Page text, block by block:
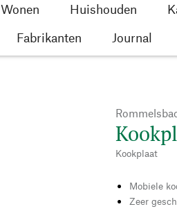
Wonen Huishouden
Fabrikanten Journal
Kookplaat
Mobiele
Zeer